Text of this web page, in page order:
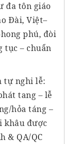
đa tôn giáo
Đài, Việt–
phú, đòi
tục – chuẩn
tự nghi lễ:
tang – lễ
hỏa táng –
khâu được
& QA/QC